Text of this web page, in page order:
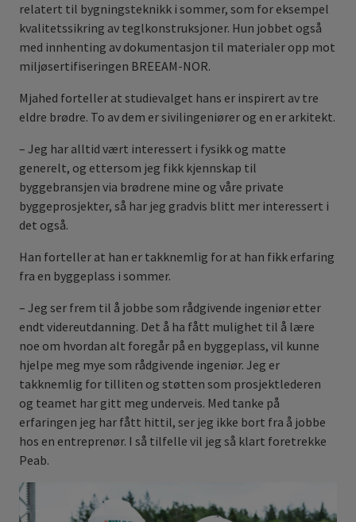
relatert til bygningsteknikk i sommer, som for eksempel
kvalitetssikring av teglkonstruksjoner. Hun jobbet også
med innhenting av dokumentasjon til materialer opp mot
miljøsertifiseringen BREEAM-NOR.
Mjahed forteller at studievalget hans er inspirert av tre
eldre brødre. To av dem er sivilingeniører og en er arkitekt.
– Jeg har alltid vært interessert i fysikk og matte
generelt, og ettersom jeg fikk kjennskap til
byggebransjen via brødrene mine og våre private
byggeprosjekter, så har jeg gradvis blitt mer interessert i
det også.
Han forteller at han er takknemlig for at han fikk erfaring
fra en byggeplass i sommer.
– Jeg ser frem til å jobbe som rådgivende ingeniør etter
endt videreutdanning. Det å ha fått mulighet til å lære
noe om hvordan alt foregår på en byggeplass, vil kunne
hjelpe meg mye som rådgivende ingeniør. Jeg er
takknemlig for tilliten og støtten som prosjektlederen
og teamet har gitt meg underveis. Med tanke på
erfaringen jeg har fått hittil, ser jeg ikke bort fra å jobbe
hos en entreprenør. I så tilfelle vil jeg så klart foretrekke
Peab.